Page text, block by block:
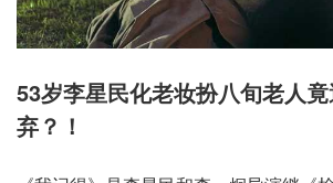
53岁李星民化老妆扮八旬老人
弃？！